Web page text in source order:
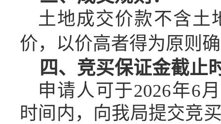
土地成交价款不含土
价，以价高者得为原则
四、竞买保证金截止
申请人可于2026年6月
时间内，向我局提交竞